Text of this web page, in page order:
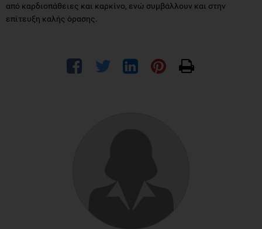
από καρδιοπάθειες και καρκίνο, ενώ συμβάλλουν και στην
επίτευξη καλής όρασης.